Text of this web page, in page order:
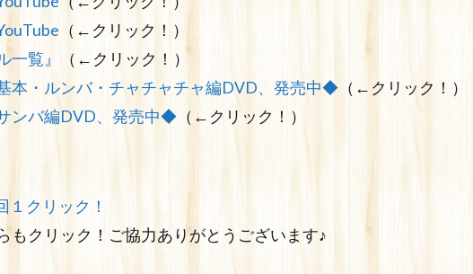
（←クリック！）
一覧』
（←クリック！）
本・ルンバ・チャチャチャ編DVD、発売中◆ （←クリック！）
ンバ編DVD、発売中◆ （←クリック！）
クリック！
もクリック！ご協力ありがとうございます♪